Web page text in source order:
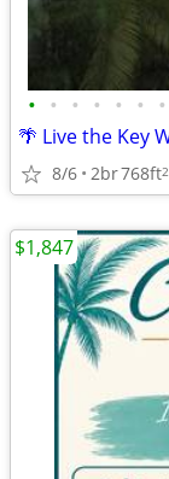
• • • • • • •
8/6 2br768ft2
$1,847